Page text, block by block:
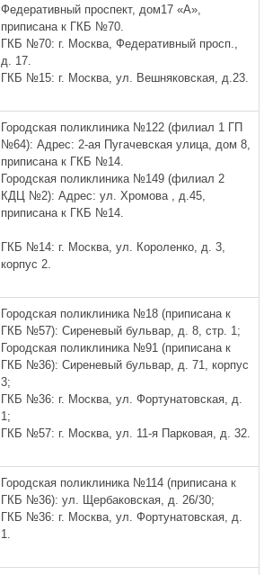
Федеративный проспект, дом17 «А»,
приписана к ГКБ №70.
ГКБ №70: г. Москва, Федеративный просп.,
д. 17.
ГКБ №15: г. Москва, ул. Вешняковская, д.23.
Городская поликлиника №122 (филиал 1 ГП
№64): Адрес: 2-ая Пугачевская улица, дом 8,
приписана к ГКБ №14.
Городская поликлиника №149 (филиал 2
КДЦ №2): Адрес: ул. Хромова , д.45,
приписана к ГКБ №14.
ГКБ №14: г. Москва, ул. Короленко, д. 3,
корпус 2.
Городская поликлиника №18 (приписана к
ГКБ №57): Сиреневый бульвар, д. 8, стр. 1;
Городская поликлиника №91 (приписана к
ГКБ №36): Сиреневый бульвар, д. 71, корпус
3;
ГКБ №36: г. Москва, ул. Фортунатовская, д.
1;
ГКБ №57: г. Москва, ул. 11-я Парковая, д. 32.
Городская поликлиника №114 (приписана к
ГКБ №36): ул. Щербаковская, д. 26/30;
ГКБ №36: г. Москва, ул. Фортунатовская, д.
1.